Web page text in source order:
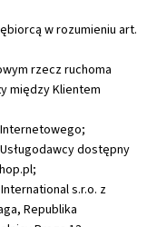
w rozumieniu art.
rzecz ruchoma
między Klientem
dostępny
s.r.o. z
Republika